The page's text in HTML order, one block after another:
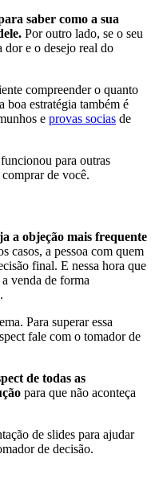
saber como a sua
Por outro lado, se o seu
dor e o desejo real do
compreender o quanto
boa estratégia também é
e provas socias de
para outras
comprar de você.
a objeção mais frequente
casos, a pessoa com quem
final. E nessa hora que
venda de forma
Para superar essa
fale com o tomador de
de todas as
para que não aconteça
de slides para ajudar
de decisão.